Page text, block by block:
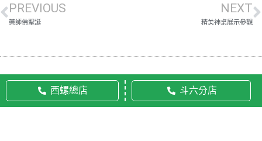
PREVIOUS
藥師佛聖誕
NEXT
精美神桌展示參觀
西螺總店 斗六分店